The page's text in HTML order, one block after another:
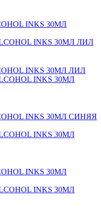
INKS 30МЛ
INKS 30МЛ ЛИЛ
INKS 30МЛ СИНЯЯ
INKS 30МЛ